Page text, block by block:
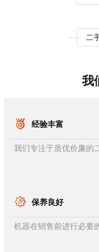
二
我
经验丰富
我们专注于质优价廉的
保养良好
机器在销售前进行必要